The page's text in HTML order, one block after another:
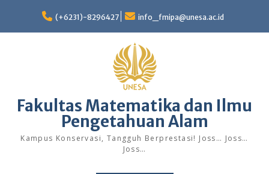
content
(+6231)-8296427 info_fmipa@unesa.ac.id
Fakultas Matematika dan Ilmu
Pengetahuan Alam
Kampus Konservasi, Tangguh Berprestasi! Joss… Joss…
Joss…